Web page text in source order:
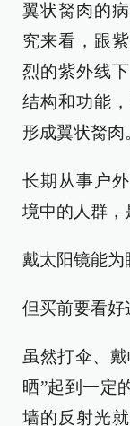
翼状胬肉的
究来看，跟
烈的紫外线
结构和功能
形成翼状胬肉
长期从事户
境中的人群，
戴太阳镜能为
但买前要看好
虽然打伞、
晒”起到一定
墙的反射光